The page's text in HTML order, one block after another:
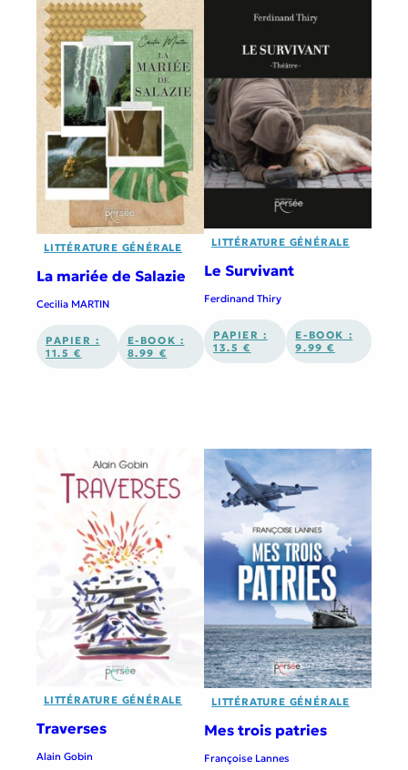
LITTÉRATURE GÉNÉRALE
La mariée de Salazie
Cecilia MARTIN
PAPIER :
11.5 €
E-BOOK :
8.99 €
LITTÉRATURE GÉNÉRALE
Le Survivant
Ferdinand Thiry
PAPIER :
13.5 €
E-BOOK :
9.99 €
LITTÉRATURE GÉNÉRALE
Traverses
Alain Gobin
LITTÉRATURE GÉNÉRALE
Mes trois patries
Françoise Lannes